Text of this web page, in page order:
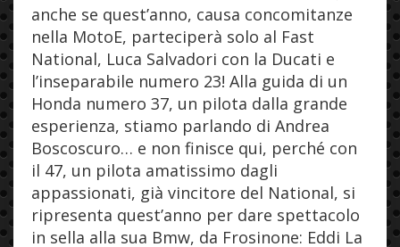
anche se quest’anno, causa concomitanze
nella MotoE, parteciperà solo al Fast
National, Luca Salvadori con la Ducati e
l’inseparabile numero 23! Alla guida di un
Honda numero 37, un pilota dalla grande
esperienza, stiamo parlando di Andrea
Boscoscuro… e non finisce qui, perché con
il 47, un pilota amatissimo dagli
appassionati, già vincitore del National, si
ripresenta quest’anno per dare spettacolo
in sella alla sua Bmw, da Frosinone: Eddi La